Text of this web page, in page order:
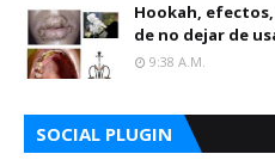
Hookah,
de no dejar de
9:38 A.m.
SOCIAL PLUGIN